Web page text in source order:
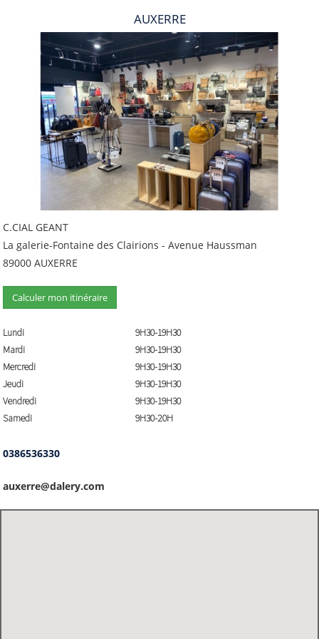
AUXERRE
C.CIAL GEANT
La galerie-Fontaine des Clairions - Avenue Haussman
89000 AUXERRE
Calculer mon itinéraire
Lundi
9H30-19H30
Mardi
9H30-19H30
Mercredi
9H30-19H30
Jeudi
9H30-19H30
Vendredi
9H30-19H30
Samedi
9H30-20H
0386536330
auxerre@dalery.com